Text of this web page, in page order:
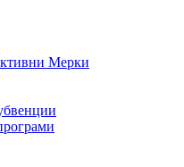
Мерки